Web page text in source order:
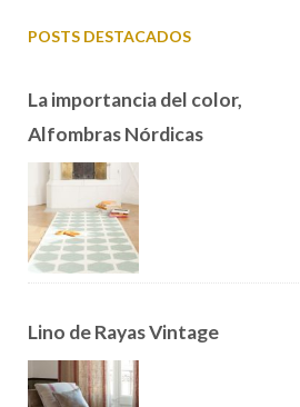
POSTS DESTACADOS
La importancia del color,
Alfombras Nórdicas
Lino de Rayas Vintage